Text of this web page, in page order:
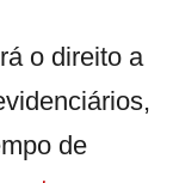
o direito a
de